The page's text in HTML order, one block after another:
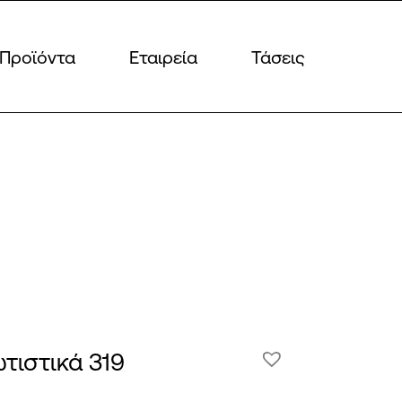
Προϊόντα Εταιρεία Τάσεις
319